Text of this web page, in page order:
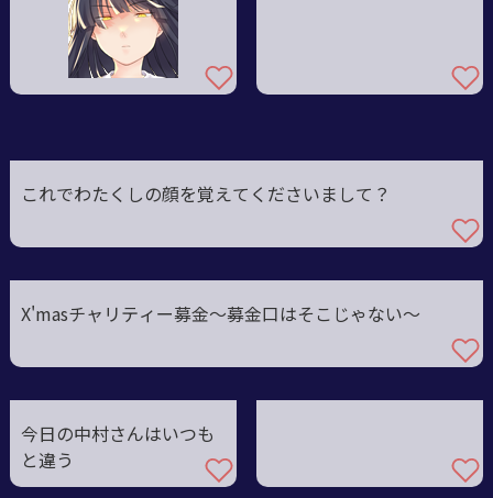
これでわたくしの顔を覚えてくださいまして？
X'masチャリティー募金～募金口はそこじゃない～
今日の中村さんはいつも
と違う